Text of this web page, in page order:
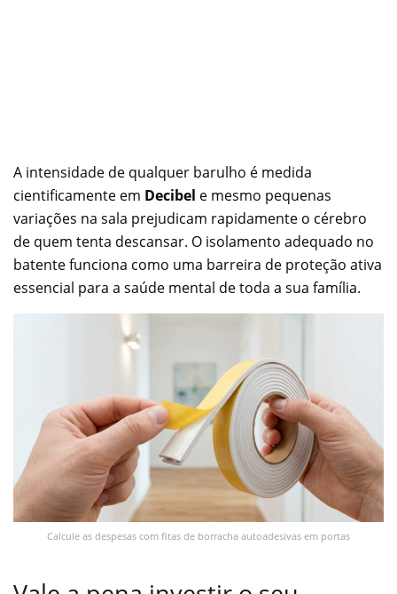
A intensidade de qualquer barulho é medida
cientificamente em Decibel e mesmo pequenas
variações na sala prejudicam rapidamente o cérebro
de quem tenta descansar. O isolamento adequado no
batente funciona como uma barreira de proteção ativa
essencial para a saúde mental de toda a sua família.
Calcule as despesas com fitas de borracha autoadesivas em portas